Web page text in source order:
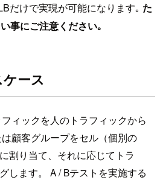
だけで実現が可能になります｡ た
事にご注意ください｡
ース
ィックを人のトラフィックから
顧客グループをセル（個別の
割り当て、それに応じてトラ
します。 A / Bテストを実施する